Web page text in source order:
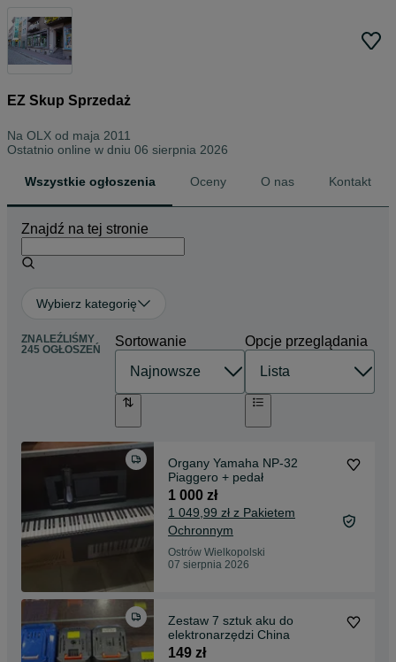
EZ Skup Sprzedaż
Na OLX od maja 2011
Ostatnio online w dniu 06 sierpnia 2026
Wszystkie ogłoszenia Oceny O nas Kontakt
Znajdź na tej stronie
Wybierz kategorię
ZNALEŹLIŚMY
245 OGŁOSZEŃ
Sortowanie Opcje przeglądania
Organy Yamaha NP-32
Piaggero + pedał
1 000 zł
1 049,99 zł z Pakietem
Ochronnym
Ostrów Wielkopolski
07 sierpnia 2026
Zestaw 7 sztuk aku do
elektronarzędzi China
149 zł